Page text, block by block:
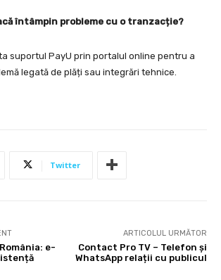
întâmpin probleme cu o tranzacție?
suportul PayU prin portalul online pentru a
legată de plăți sau integrări tehnice.
Twitter
e-
ARTICOLUL URMĂTOR
Contact Pro TV – Telefon și
WhatsApp relații cu publicul